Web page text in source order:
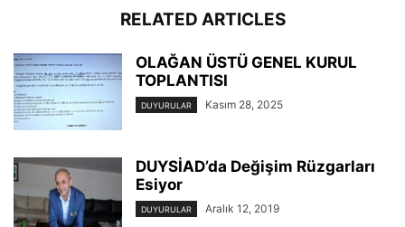
RELATED ARTICLES
OLAĞAN ÜSTÜ GENEL KURUL
TOPLANTISI
DUYURULAR Kasım 28, 2025
DUYSİAD’da Değişim Rüzgarları
Esiyor
DUYURULAR Aralık 12, 2019